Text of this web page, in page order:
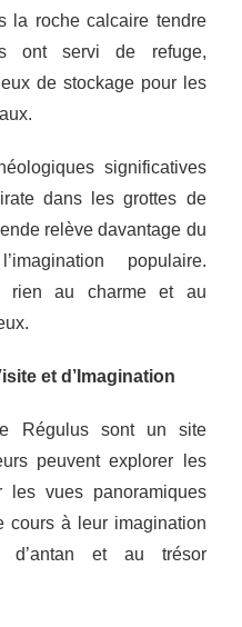
la roche calcaire tendre
ont servi de refuge,
de stockage pour les
significatives
dans les grottes de
relève davantage du
populaire.
rien au charme et au
et d’Imagination
Régulus sont un site
peuvent explorer les
les vues panoramiques
cours à leur imagination
d’antan et au trésor